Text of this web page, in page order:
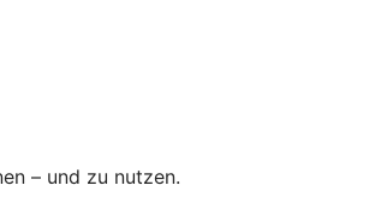
– und zu nutzen.